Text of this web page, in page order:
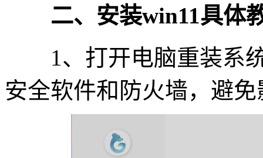
二、安装win11具体
1、打开电脑重装系统
安全软件和防火墙，避